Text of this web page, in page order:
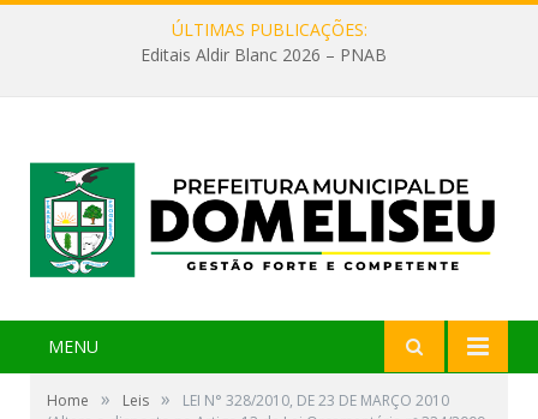
ÚLTIMAS PUBLICAÇÕES:
Editais Aldir Blanc 2026 – PNAB
MENU
Home » Leis »
LEI N° 328/2010, DE 23 DE MARÇO 2010